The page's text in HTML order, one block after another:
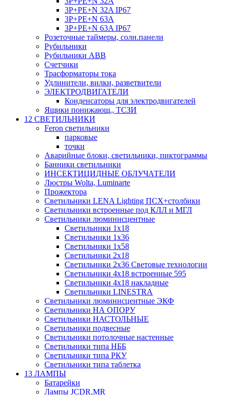
3P+PE+N 32A IP67
3P+PE+N 63A
3P+PE+N 63A IP67
Розеточные таймеры, солн.панели
Рубильники
Рубильники ABB
Счетчики
Трасформаторы тока
Удлинители, вилки, разветвители
ЭЛЕКТРОДВИГАТЕЛИ
Конденсаторы для электродвигателей
Ящики понижающ., ТСЗИ
12 СВЕТИЛЬНИКИ
Feron светильники
парковые
точки
Аварийные блоки, светильники, пиктограммы
Банники светильники
ИНСЕКТИЦИДНЫЕ ОБЛУЧАТЕЛИ
Люстры Wolta, Luminarte
Прожектора
Светильники LENA Lighting ПСХ+столбики
Светильники встроенные под КЛЛ и МГЛ
Светильники люминисцентные
Светильники 1х18
Светильники 1х36
Светильники 1х58
Светильники 2х18
Светильники 2х36 Световые технологии
Светильники 4х18 встроенные 595
Светильники 4х18 накладные
Светильники LINESTRA
Светильники люминисцентные ЭКФ
Светильники НА ОПОРУ
Светильники НАСТОЛЬНЫЕ
Светильники подвесные
Светильники потолочные настенные
Светильники типа НББ
Светильники типа РКУ
Светильники типа таблетка
13 ЛАМПЫ
Батарейки
Лампы JCDR,MR